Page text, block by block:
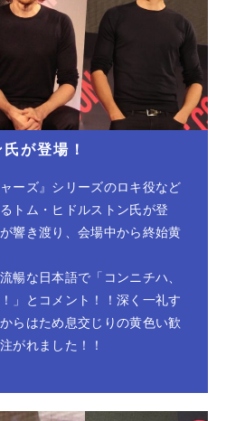
が登場！
ーズ』シリーズのロキ役など
トム・ヒドルストン氏が登
響き渡り、会場中から終始黄
暢な日本語で「コンニチハ、
」とコメント！！深く一礼す
らはため息交じりの黄色い歓
がれました！！